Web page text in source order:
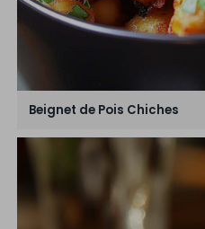
Beignet de Pois Chiches